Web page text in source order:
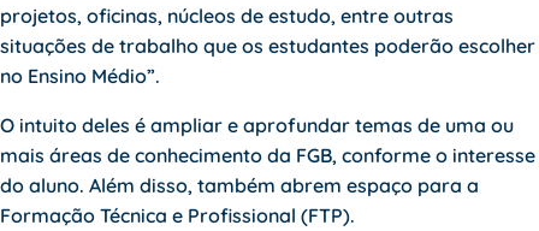
projetos, oficinas, núcleos de estudo, entre outras
situações de trabalho que os estudantes poderão escolher
no Ensino Médio”.
O intuito deles é ampliar e aprofundar temas de uma ou
mais áreas de conhecimento da FGB, conforme o interesse
do aluno. Além disso, também abrem espaço para a
Formação Técnica e Profissional (FTP).